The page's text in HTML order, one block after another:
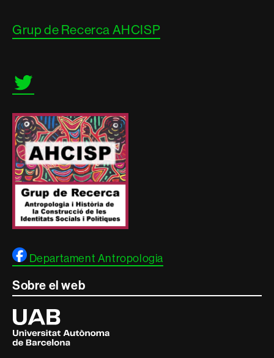
legal
Grup de Recerca AHCISP
Twitter
Departament Antropologia
Sobre el web
Universitat
Autònoma
de
Barcelona